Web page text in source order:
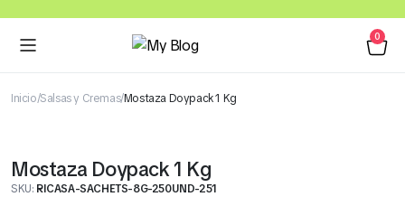
0
Inicio Salsas y Cremas Mostaza Doypack 1 Kg
Mostaza Doypack 1 Kg
SKU: RICASA-SACHETS-8G-250UND-251